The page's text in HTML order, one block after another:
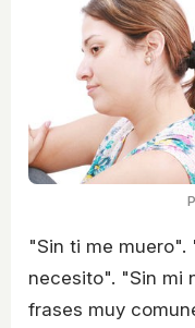
"Sin ti me muero".
necesito". "Sin mi
frases muy